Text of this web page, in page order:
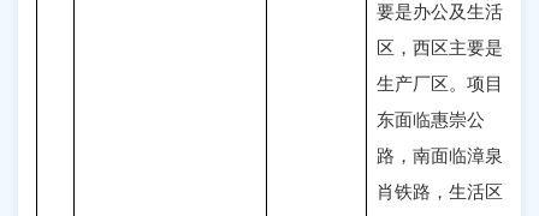
要是办公及生活
区，西区主要是
生产厂区。项目
东面临惠崇公
路，南面临漳泉
肖铁路，生活区